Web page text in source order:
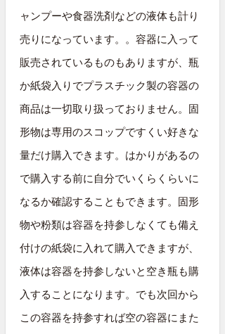
ャンプーや食器洗剤などの液体も計り
売りになっています。。容器に入って
販売されているものもありますが、瓶
か紙袋入りでプラスチック製の容器の
商品は一切取り扱っておりません。固
形物は専用のスコップですくい好きな
量だけ購入できます。はかりがあるの
で購入する前に自分でいくらくらいに
なるか確認することもできます。固形
物や粉類は容器を持参しなくても備え
付けの紙袋に入れて購入できますが、
液体は容器を持参しないと空き瓶も購
入することになります。でも次回から
この容器を持参すれば空の容器にまた